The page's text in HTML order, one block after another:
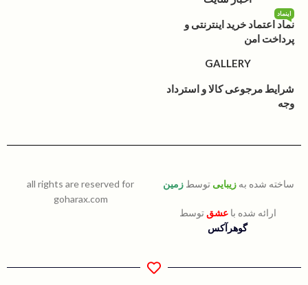
نماد اعتماد خرید اینترنتی و
پرداخت امن
اینماد
GALLERY
شرایط مرجوعی کالا و استرداد
وجه
ساخته شده به زیبایی توسط زمین
ارائه شده باعشق توسط
گوهرآکس
all rights are reserved for
goharax.com